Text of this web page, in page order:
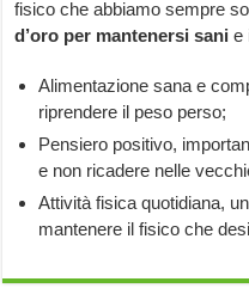
fisico che abbiamo sempre
d’oro per mantenersi sani e
Alimentazione sana e
riprendere il peso perso;
Pensiero positivo,
e non ricadere nelle
Attività fisica quotidiana,
mantenere il fisico che